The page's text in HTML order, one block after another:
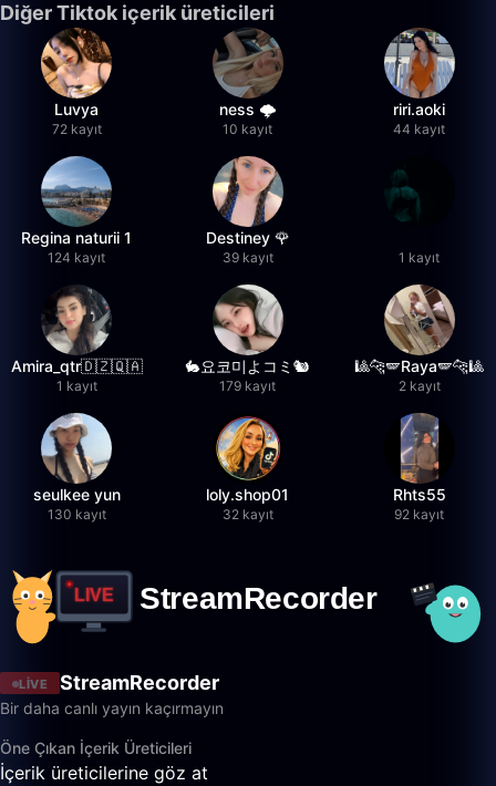
Diğer Tiktok içerik üreticileri
Luvya
72 kayıt
ness 🌩️
10 kayıt
riri.aoki
44 kayıt
Regina naturii 1
124 kayıt
Destiney 🌹
39 kayıt 1 kayıt
Amira_qtr🇩🇿🇶🇦
1 kayıt
🐇요코미よコミ🐿
179 kayıt
🎱🐆🪽Raya🪽🐆🎱
2 kayıt
seulkee yun
130 kayıt
loly.shop01
32 kayıt
Rhts55
92 kayıt
LIVE StreamRecorder
Bir daha canlı yayın kaçırmayın
Öne Çıkan İçerik Üreticileri
İçerik üreticilerine göz at